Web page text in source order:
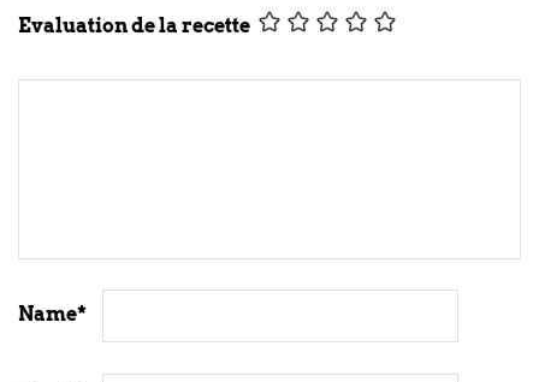
Evaluation de la recette
Name*